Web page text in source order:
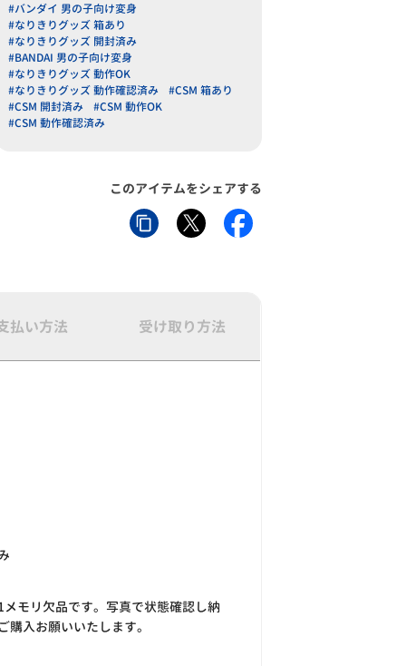
#バンダイ 男の子向け変身
#なりきりグッズ 箱あり
#なりきりグッズ 開封済み
#BANDAI 男の子向け変身
#なりきりグッズ 動作OK
#なりきりグッズ 動作確認済み
#CSM 箱あり
#CSM 開封済み
#CSM 動作OK
#CSM 動作確認済み
このアイテムをシェアする
払い方法 受け取り方法
モリ欠品です。写真で状態確認し納
購入お願いいたします。